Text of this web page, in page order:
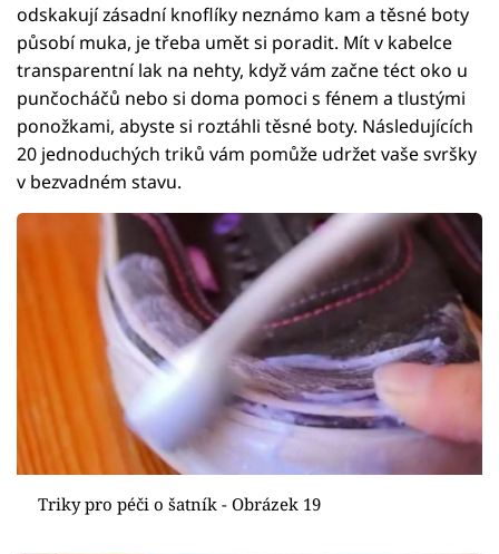
odskakují zásadní knoflíky neznámo kam a těsné boty
působí muka, je třeba umět si poradit. Mít v kabelce
transparentní lak na nehty, když vám začne téct oko u
punčocháčů nebo si doma pomoci s fénem a tlustými
ponožkami, abyste si roztáhli těsné boty. Následujících
20 jednoduchých triků vám pomůže udržet vaše svršky
v bezvadném stavu.
Triky pro péči o šatník - Obrázek 19